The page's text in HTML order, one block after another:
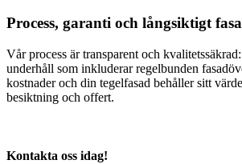
Process, garanti och långsiktigt
Vår process är transparent och
underhåll som inkluderar regelbunden
kostnader och din tegelfasad behåller sitt
besiktning och offert.
Kontakta oss idag!